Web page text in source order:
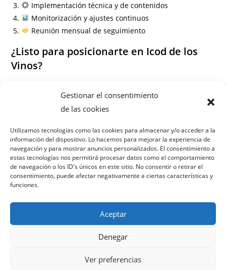
Gestionar el consentimiento
de las cookies
Utilizamos tecnologías como las cookies para almacenar y/o acceder a la
información del dispositivo. Lo hacemos para mejorar la experiencia de
navegación y para mostrar anuncios personalizados. El consentimiento a
estas tecnologías nos permitirá procesar datos como el comportamiento
de navegación o los ID's únicos en este sitio. No consentir o retirar el
consentimiento, puede afectar negativamente a ciertas características y
funciones.
Aceptar
Denegar
Ver preferencias
Implementación técnica y de contenidos
Monitorización y ajustes continuos
Reunión mensual de seguimiento
¿Listo para posicionarte en Icod de los
Vinos?
Información
Preguntas frecuentes
¿Cuánto tarda en verse el resultado del SEO local?
¿Puedo gestionar yo mismo mi ficha de Google My
Business?
¿Necesito una web para contratar SEO local?
¿Cómo medimos el éxito de la estrategia?
Política de cookies Aviso legal